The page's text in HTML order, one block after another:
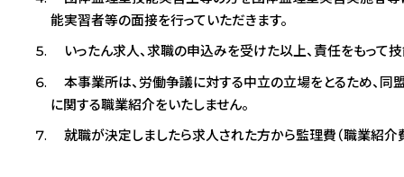
能実習者等の面接を行っていただきます。
いったん求人、求職の申込みを受けた以上、責任をもって
本事業所は、労働争議に対する中立の立場をとるため、
に関する職業紹介をいたしません。
就職が決定しましたら求人された方から監理費（職業紹介